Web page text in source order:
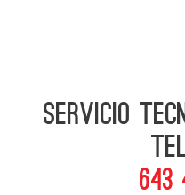
Servicio
643